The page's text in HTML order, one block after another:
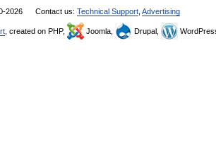
2026 Contact us: Technical Support Advertising
, created on PHP, Joomla, Drupal,